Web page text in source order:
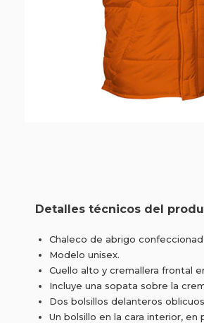
Detalles técnicos del
Chaleco de abrigo
Modelo unisex.
Cuello alto y cremallera frontal
Incluye una sopata sobre la
Dos bolsillos delanteros
Un bolsillo en la cara interior, en